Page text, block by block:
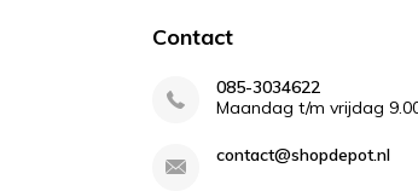
Contact
085-3034622
Maandag t/m vrijdag
contact@shopdepot.nl